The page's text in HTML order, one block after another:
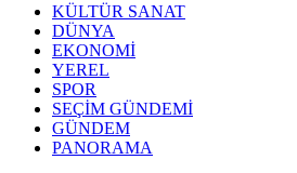
KÜLTÜR SANAT
DÜNYA
EKONOMİ
YEREL
SPOR
SEÇİM GÜNDEMİ
GÜNDEM
PANORAMA